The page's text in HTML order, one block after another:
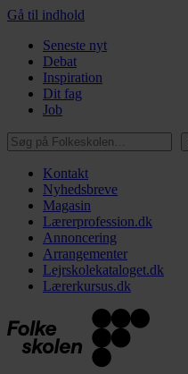
Gå til indhold
Seneste nyt
Debat
Inspiration
Dit fag
Job
Søg på Folkeskolen…
Kontakt
Nyhedsbreve
Magasin
Lærerprofession.dk
Annoncering
Arrangementer
Lejrskolekataloget.dk
Lærerkursus.dk